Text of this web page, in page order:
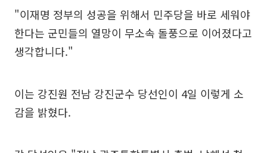
"이재명 정부의 성공을 위해서 민주당을 바로 세워야
한다는 군민들의 열망이 무소속 돌풍으로 이어졌다고
생각합니다."
이는 강진원 전남 강진군수 당선인이 4일 이렇게 소
감을 밝혔다.